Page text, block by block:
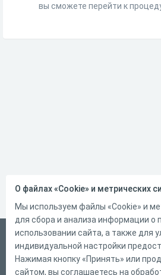
вы сможете перейти к
Русский
Справка
О файлах «Cookie» и метрических
Мы используем файлы «Cookie» и
для сбора и анализа информации о
использовании сайта, а также для
индивидуальной настройки
Нажимая кнопку «Принять» или
сайтом, вы соглашаетесь на